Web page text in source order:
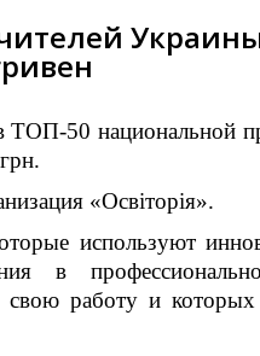
ТОП-50 национальной
«Освіторія».
используют
в
свою работу и